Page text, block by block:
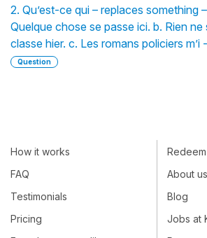
2. Qu’est-ce qui – replaces something
Quelque chose se passe ici. b. Rien ne
classe hier. c. Les romans policiers m’i
Question
How it works
FAQ
Testimonials
Pricing
About us
Blog
Jobs at